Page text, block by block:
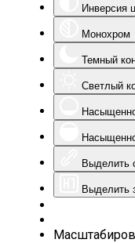
Инверсия
Монохром
Темный
Светлый
Выделить
Выделить